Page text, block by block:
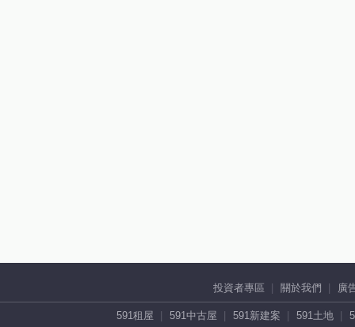
投資者專區 關於我們 廣
591租屋 591中古屋 591新建案 591土地